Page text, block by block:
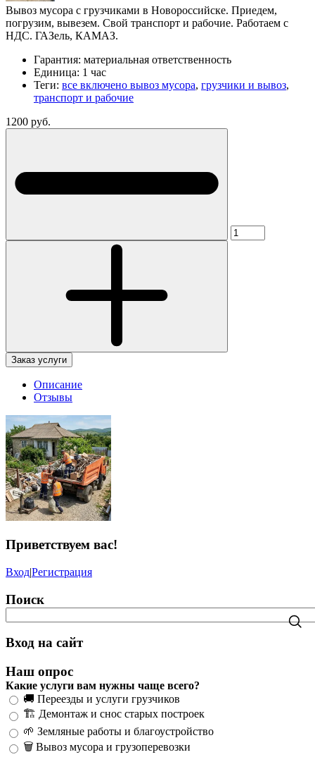
Вывоз мусора с грузчиками в Новороссийске. Приедем,
погрузим, вывезем. Свой транспорт и рабочие. Работаем с
НДС. ГАЗель, КАМАЗ.
Гарантия: материальная ответственность
Единица: 1 час
Теги: все включено вывоз мусора, грузчики и вывоз,
транспорт и рабочие
1200 руб.
Заказ услуги
Описание
Отзывы
Приветствуем вас!
Вход|Регистрация
Поиск
Вход на сайт
Наш опрос
Какие услуги вам нужны чаще всего?
🚚 Переезды и услуги грузчиков
🏗️ Демонтаж и снос старых построек
🌱 Земляные работы и благоустройство
🗑️ Вывоз мусора и грузоперевозки